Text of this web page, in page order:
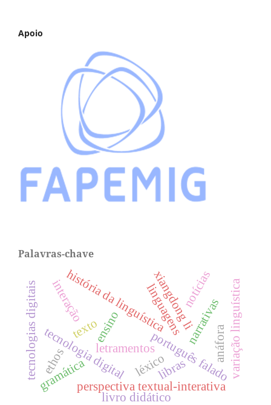
Apoio
Palavras-chave
linguagens
letramentos
ensino
tecnologia digital
gramática
história da linguística
perspectiva textual-interativa
português falado
texto
tecnologias digitais xiangdong linarrativas
interação
anáforavariação linguística
livro didático
ethos léxicolibras
notícias